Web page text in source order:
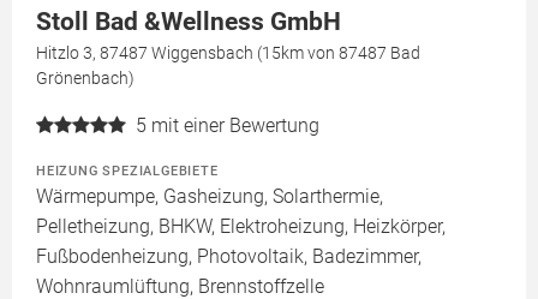
Stoll Bad &Wellness GmbH
Hitzlo 3, 87487 Wiggensbach (15km von 87487 Bad
Grönenbach)
5 mit einer Bewertung
HEIZUNG SPEZIALGEBIETE
Wärmepumpe, Gasheizung, Solarthermie,
Pelletheizung, BHKW, Elektroheizung, Heizkörper,
Fußbodenheizung, Photovoltaik, Badezimmer,
Wohnraumlüftung, Brennstoffzelle